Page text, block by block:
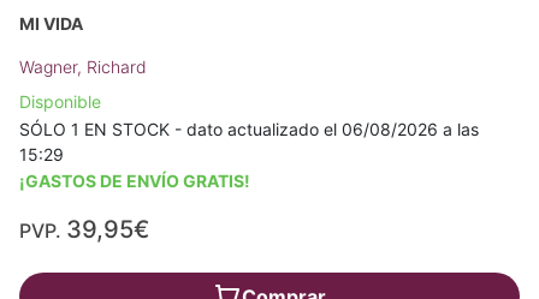
MI VIDA
Wagner, Richard
Disponible
SÓLO 1 EN STOCK - dato actualizado el 06/08/2026 a las
15:29
¡GASTOS DE ENVÍO GRATIS!
PVP. 39,95€